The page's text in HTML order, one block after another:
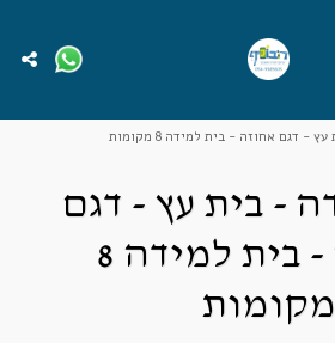
דגם אחוזה - בית למידה 8 מקומות
- בית עץ - דגם
אחוזה - בית למידה 8
מקומות